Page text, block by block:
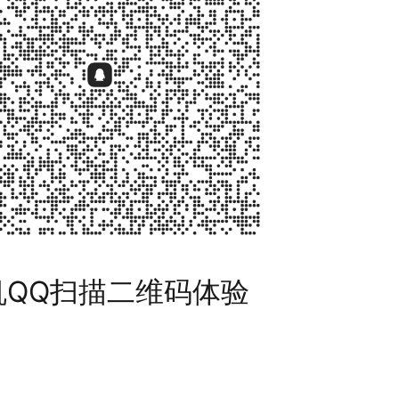
扫描二维码体验